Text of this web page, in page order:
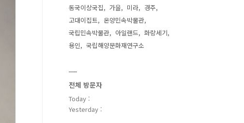
동국이상국집
가을 미라
경주
고대이집트
온양민속박물관
국립민속박물관
아일랜드
화랑세기
용인
국립해양문화재연구소
전체 방문자
Today :
Yesterday :